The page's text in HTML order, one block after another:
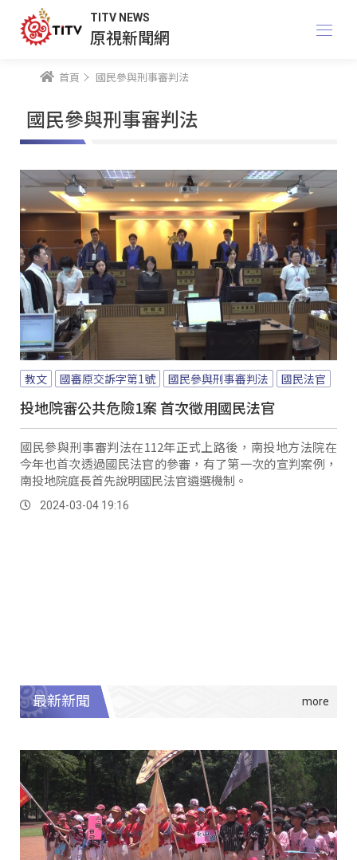
TITV NEWS
原視新聞網
首頁 國民參與刑事審判法
國民參與刑事審判法
教文 國審原交訴字第1號 國民參與刑事審判法 國民法官
投地院審公共危險1案 首次徵用國民法官
國民參與刑事審判法在112年正式上路後，南投地方法院在
今年也首次透過國民法官的參審，有了第一次的宣判案例，
南投地院庭長首先說明國民法官遴選機制。
2024-03-04 19:16
最新新聞